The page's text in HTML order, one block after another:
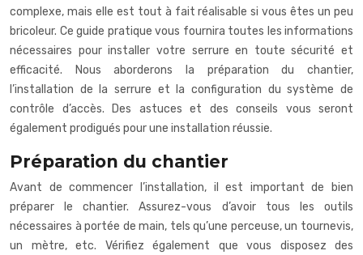
complexe, mais elle est tout à fait réalisable si vous êtes un peu
bricoleur. Ce guide pratique vous fournira toutes les informations
nécessaires pour installer votre serrure en toute sécurité et
efficacité. Nous aborderons la préparation du chantier,
l’installation de la serrure et la configuration du système de
contrôle d’accès. Des astuces et des conseils vous seront
également prodigués pour une installation réussie.
Préparation du chantier
Avant de commencer l’installation, il est important de bien
préparer le chantier. Assurez-vous d’avoir tous les outils
nécessaires à portée de main, tels qu’une perceuse, un tournevis,
un mètre, etc. Vérifiez également que vous disposez des